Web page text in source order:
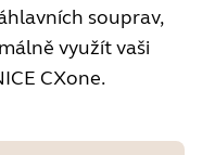
souprav,
využít vaši
CXone.